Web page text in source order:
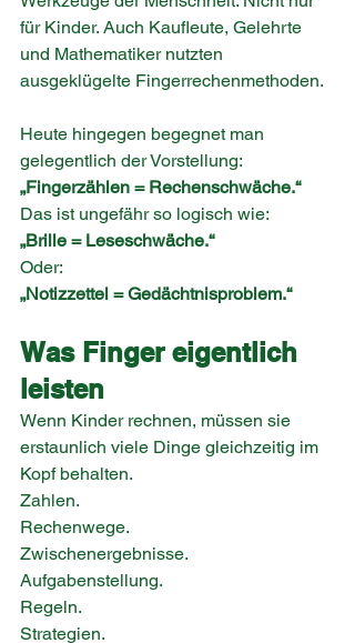
für Kinder. Auch Kaufleute, Gelehrte
und Mathematiker nutzten
ausgeklügelte Fingerrechenmethoden.
Heute hingegen begegnet man
gelegentlich der Vorstellung:
„Fingerzählen = Rechenschwäche.“
Das ist ungefähr so logisch wie:
„Brille = Leseschwäche.“
Oder:
„Notizzettel = Gedächtnisproblem.“
Was Finger eigentlich
leisten
Wenn Kinder rechnen, müssen sie
erstaunlich viele Dinge gleichzeitig im
Kopf behalten.
Zahlen.
Rechenwege.
Zwischenergebnisse.
Aufgabenstellung.
Regeln.
Strategien.